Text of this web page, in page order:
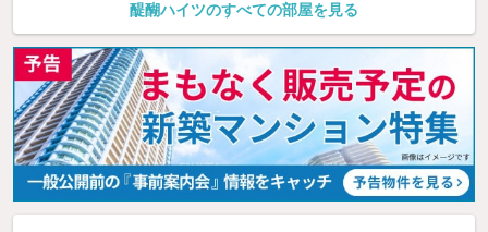
醍醐ハイツのすべての部屋を見る